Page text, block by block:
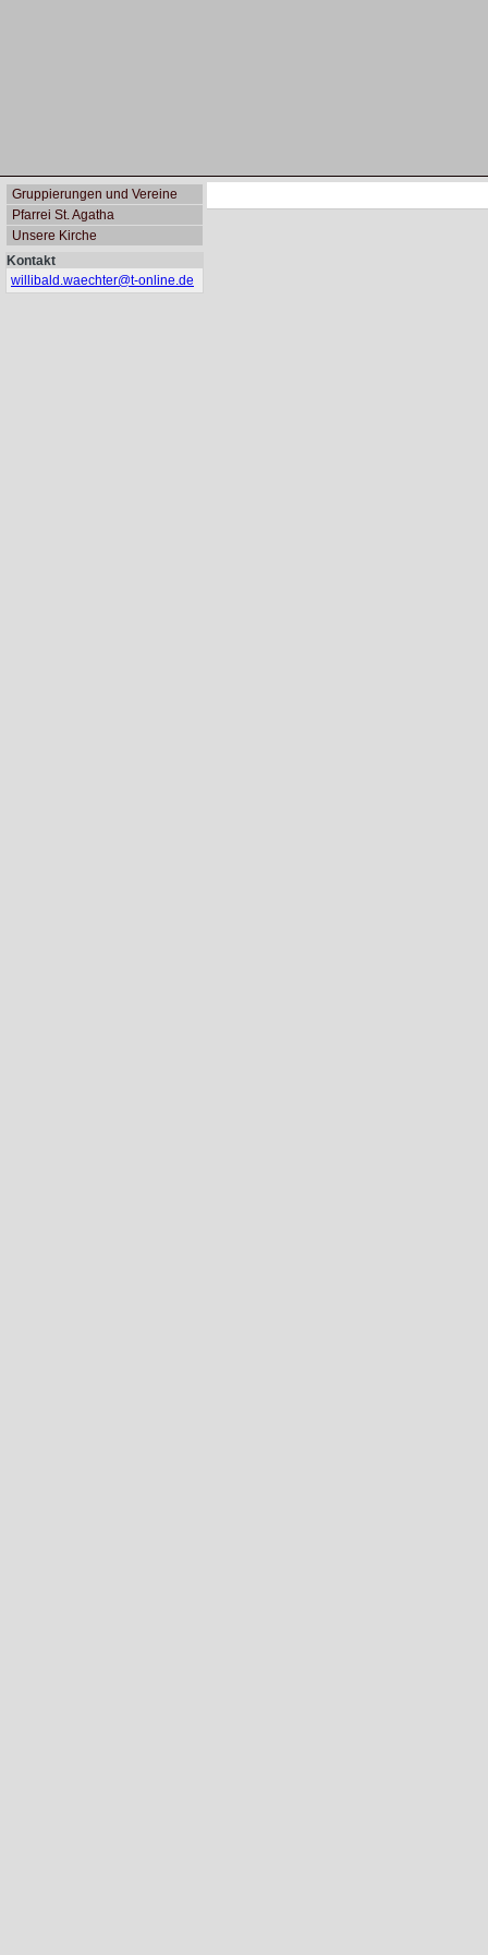
Gruppierungen und Vereine
Pfarrei St. Agatha
Unsere Kirche
Kontakt
willibald.waechter@t-online.de